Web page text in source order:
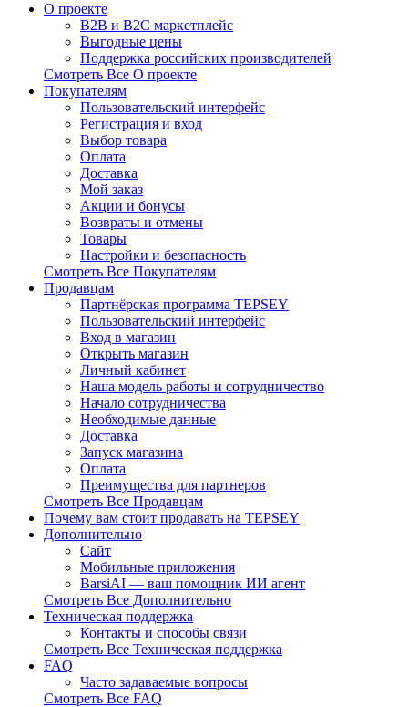
О проекте
B2B и B2C маркетплейс
Выгодные цены
Поддержка российских производителей
Смотреть Все О проекте
Покупателям
Пользовательский интерфейс
Регистрация и вход
Выбор товара
Оплата
Доставка
Мой заказ
Акции и бонусы
Возвраты и отмены
Товары
Настройки и безопасность
Смотреть Все Покупателям
Продавцам
Партнёрская программа TEPSEY
Пользовательский интерфейс
Вход в магазин
Открыть магазин
Личный кабинет
Наша модель работы и сотрудничество
Начало сотрудничества
Необходимые данные
Доставка
Запуск магазина
Оплата
Преимущества для партнеров
Смотреть Все Продавцам
Почему вам стоит продавать на TEPSEY
Дополнительно
Сайт
Мобильные приложения
BarsiAI — ваш помощник ИИ агент
Смотреть Все Дополнительно
Техническая поддержка
Контакты и способы связи
Смотреть Все Техническая поддержка
FAQ
Часто задаваемые вопросы
Смотреть Все FAQ